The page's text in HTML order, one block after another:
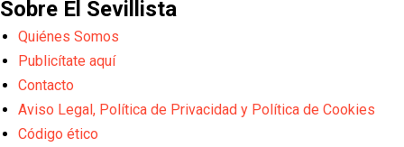
Sobre El Sevillista
Quiénes Somos
Publicítate aquí
Contacto
Aviso Legal, Política de Privacidad y Política de Cookies
Código ético